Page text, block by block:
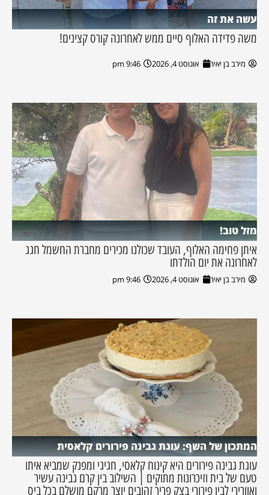
עשה את זה
משה פדידה האלוף סיים ממש לאחרונה קורס קצינים!
מירב בן יאיר אוגוסט 4, 2026 9:46 pm
מזל טוב!
איתן פחימה האלוף, העובד שכולנו מכירים מחברת החשמל חגג
לאחרונה את יום הולדתו
מירב בן יאיר אוגוסט 4, 2026 9:46 pm
המתכון של השף: עוגת גבינה פירורים קלאסית
עוגת גבינה פירורים היא קינוח קלאסי, חגיגי ומפנק שמביא איתו
טעם של בית וזיכרונות מתוקים | השילוב בין קרם גבינה עשיר
ואוורירי לבין פירורי בצק פריך זהובים יוצר מרקם מושלם בכל ביס